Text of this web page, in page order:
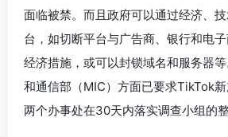
面临被禁。而且政府可以通过经济、
台，如切断平台与广告商、银行和电
经济措施，或可以封锁域名和服务器
和通信部（MIC）方面已要求TikTok
两个办事处在30天内落实调查小组的整